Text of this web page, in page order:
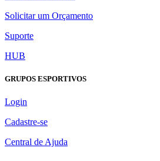
Solicitar um Orçamento
Suporte
HUB
GRUPOS ESPORTIVOS
Login
Cadastre-se
Central de Ajuda